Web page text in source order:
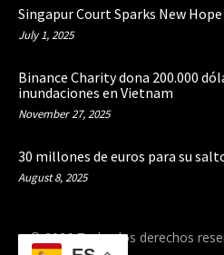
Singapur Court Sparks New Hope
July 1, 2025
Binance Charity dona 200.000
inundaciones en Vietnam
November 27, 2025
30 millones de euros para su
August 8, 2025
© 2026 Todos los derechos